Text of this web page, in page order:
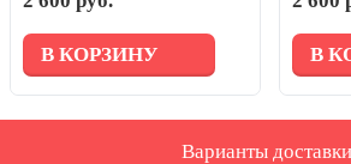
В КОРЗИНУ В
Варианты